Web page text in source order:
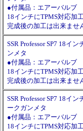
●付属品：エアーバルブ
18インチにTPMS対応加
完成後の加工は出来ませ
SSR Professor SP7 18イ
ンメタ
●付属品：エアーバルブ
18インチにTPMS対応加
完成後の加工は出来ませ
SSR Professor SP7 18イ
ークガンメタ
●付属品：エアーバルブ
18インチにTPMS対応加